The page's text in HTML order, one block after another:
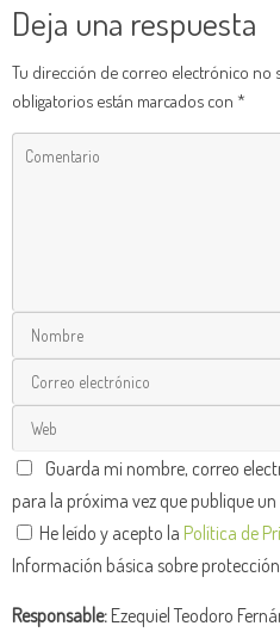
Deja una respuesta
Tu dirección de correo electrónico no
obligatorios están marcados con *
Guarda mi nombre, correo
para la próxima vez que publique
He leído y acepto la Política de
Información básica sobre
Responsable:Ezequiel Teodoro